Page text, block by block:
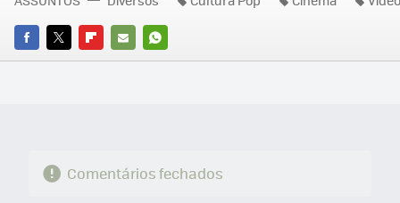
FACEBOOK
TWITTERFLIPBOARD
E-
WHATSAPP
Comentários fechados